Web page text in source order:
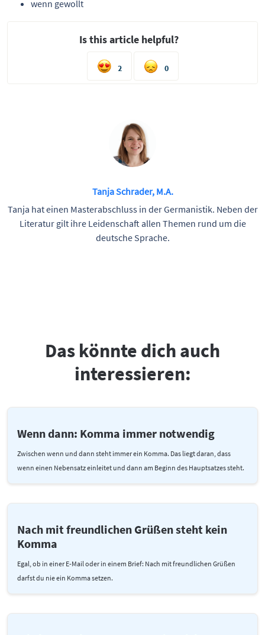
wenn gewollt
Is this article helpful?
2 0
Tanja Schrader, M.A.
Tanja hat einen Masterabschluss in der Germanistik. Neben der
Literatur gilt ihre Leidenschaft allen Themen rund um die
deutsche Sprache.
Das könnte dich auch
interessieren:
Wenn dann: Komma immer notwendig
Zwischen wenn und dann steht immer ein Komma. Das liegt daran, dass
wenn einen Nebensatz einleitet und dann am Beginn des Hauptsatzes steht.
Nach mit freundlichen Grüßen steht kein
Komma
Egal, ob in einer E-Mail oder in einem Brief: Nach mit freundlichen Grüßen
darfst du nie ein Komma setzen.